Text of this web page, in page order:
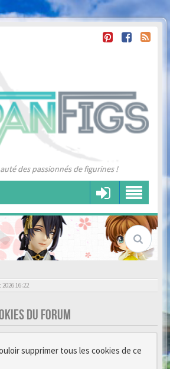
des passionnés de figurines !
16:22
DU FORUM
supprimer tous les cookies de ce